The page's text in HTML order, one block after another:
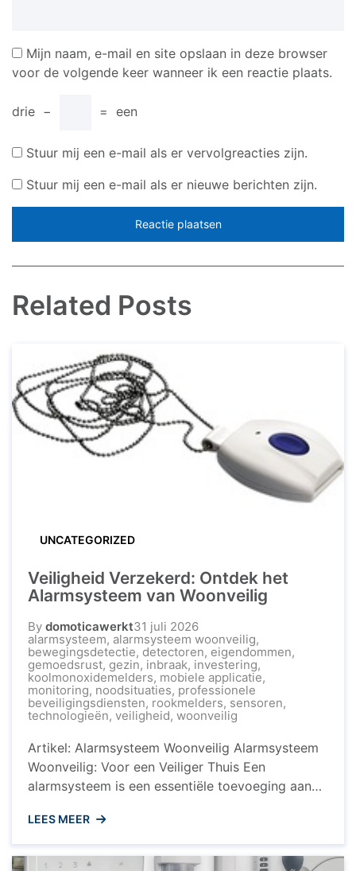
Mijn naam, e-mail en site opslaan in deze browser
voor de volgende keer wanneer ik een reactie plaats.
drie − = een
Stuur mij een e-mail als er vervolgreacties zijn.
Stuur mij een e-mail als er nieuwe berichten zijn.
Related Posts
UNCATEGORIZED
Veiligheid Verzekerd: Ontdek het
Alarmsysteem van Woonveilig
By domoticawerkt31 juli 2026
alarmsysteem, alarmsysteem woonveilig,
bewegingsdetectie, detectoren, eigendommen,
gemoedsrust, gezin, inbraak, investering,
koolmonoxidemelders, mobiele applicatie,
monitoring, noodsituaties, professionele
beveiligingsdiensten, rookmelders, sensoren,
technologieën, veiligheid, woonveilig
Artikel: Alarmsysteem Woonveilig Alarmsysteem
Woonveilig: Voor een Veiliger Thuis Een
alarmsysteem is een essentiële toevoeging aan
eigendommen te waarborgen. Woonveilig biedt
een geavanceerd alarmsysteem dat zorgt voor
gemoedsrust en bescherming tegen inbraak en
LEES MEER